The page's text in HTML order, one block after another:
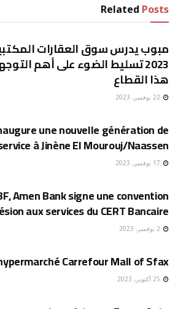
Related Posts
مبوب يدرس سوق العقارات
2023 تسليط الضوء على أهم
هذا القطاع
22 نوفمبر، 2023
une nouvelle génération de
à Jinène El Mourouj/Naassen
17 نوفمبر، 2023
Amen Bank signe une convention
aux services du CERT Bancaire
2 نوفمبر، 2023
Carrefour Mall of Sfax
25 أكتوبر، 2023